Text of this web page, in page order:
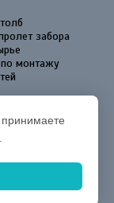
забора
по монтажу
данных